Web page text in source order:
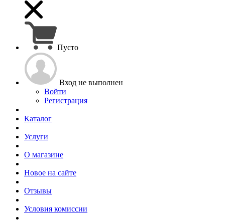
Пусто
Вход не выполнен
Войти
Регистрация
Каталог
Услуги
О магазине
Новое на сайте
Отзывы
Условия комиссии